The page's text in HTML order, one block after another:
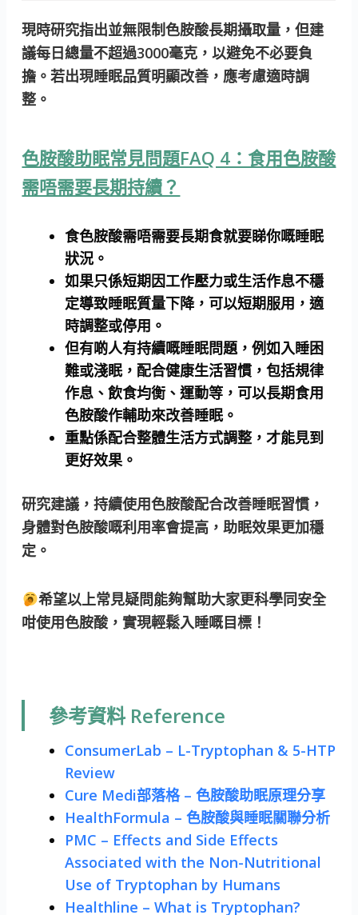
現時研究指出並無限制色胺酸長期攝取量，但建
議每日總量不超過3000毫克，以避免不必要負
擔。若出現睡眠品質明顯改善，應考慮適時調
整。
色胺酸助眠常見問題FAQ 4：食用色胺酸
需唔需要長期持續？
食色胺酸需唔需要長期食就要睇你嘅睡眠
狀況。
如果只係短期因工作壓力或生活作息不穩
定導致睡眠質量下降，可以短期服用，適
時調整或停用。
但有啲人有持續嘅睡眠問題，例如入睡困
難或淺眠，配合健康生活習慣，包括規律
作息、飲食均衡、運動等，可以長期食用
色胺酸作輔助來改善睡眠。
重點係配合整體生活方式調整，才能見到
更好效果。
研究建議，持續使用色胺酸配合改善睡眠習慣，
身體對色胺酸嘅利用率會提高，助眠效果更加穩
定。
希望以上常見疑問能夠幫助大家更科學同安全
咁使用色胺酸，實現輕鬆入睡嘅目標！
參考資料 Reference
ConsumerLab – L-Tryptophan & 5-HTP
Review
Cure Medi部落格 – 色胺酸助眠原理分享
HealthFormula – 色胺酸與睡眠關聯分析
PMC – Effects and Side Effects
Associated with the Non-Nutritional
Use of Tryptophan by Humans
Healthline – What is Tryptophan?